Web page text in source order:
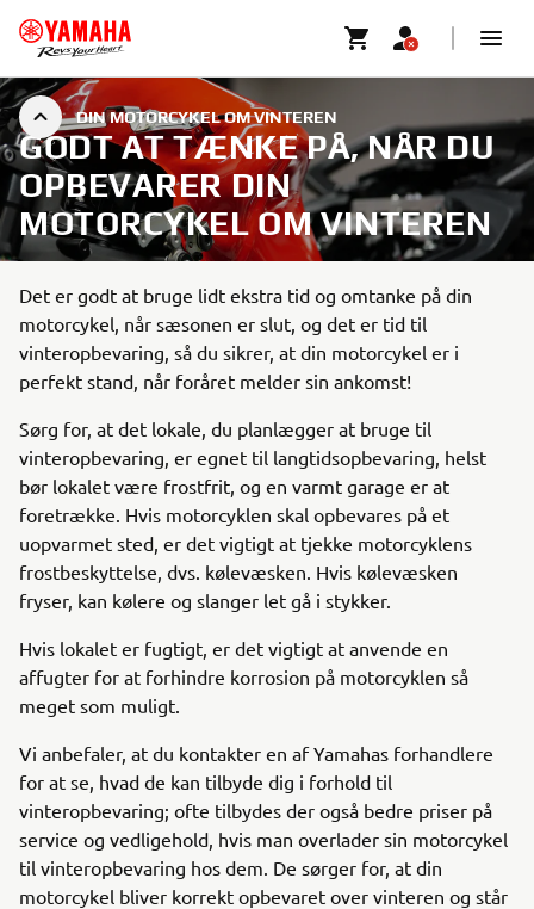
DIN MOTORCYKEL OM VINTEREN
GODT AT TÆNKE PÅ, NÅR DU
OPBEVARER DIN
MOTORCYKEL OM VINTEREN
Det er godt at bruge lidt ekstra tid og omtanke på din
motorcykel, når sæsonen er slut, og det er tid til
vinteropbevaring, så du sikrer, at din motorcykel er i
perfekt stand, når foråret melder sin ankomst!
Sørg for, at det lokale, du planlægger at bruge til
vinteropbevaring, er egnet til langtidsopbevaring, helst
bør lokalet være frostfrit, og en varmt garage er at
foretrække. Hvis motorcyklen skal opbevares på et
uopvarmet sted, er det vigtigt at tjekke motorcyklens
frostbeskyttelse, dvs. kølevæsken. Hvis kølevæsken
fryser, kan kølere og slanger let gå i stykker.
Hvis lokalet er fugtigt, er det vigtigt at anvende en
affugter for at forhindre korrosion på motorcyklen så
meget som muligt.
Vi anbefaler, at du kontakter en af Yamahas forhandlere
for at se, hvad de kan tilbyde dig i forhold til
vinteropbevaring; ofte tilbydes der også bedre priser på
service og vedligehold, hvis man overlader sin motorcykel
til vinteropbevaring hos dem. De sørger for, at din
motorcykel bliver korrekt opbevaret over vinteren og står